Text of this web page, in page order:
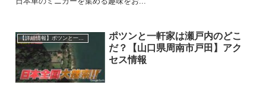
【詳細情報】ポツンと一軒家の場所はどこ？
ポツンと一軒家は瀬戸内のどこ
だ？【山口県周南市戸田】アク
セス情報